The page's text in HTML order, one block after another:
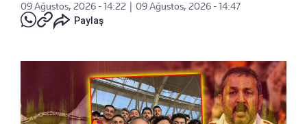
09 Ağustos, 2026 - 14:22
09 Ağustos, 2026 - 14:47
Paylaş